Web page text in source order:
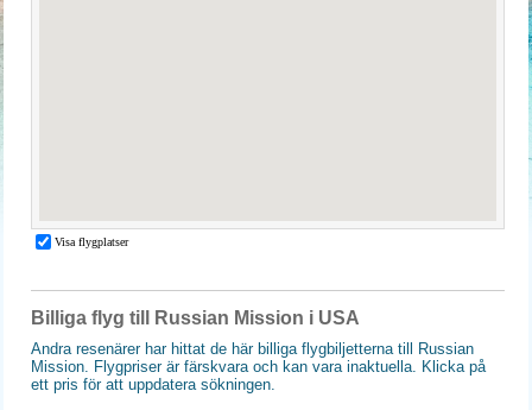
Billiga flyg till Russian Mission i USA
Andra resenärer har hittat de här billiga flygbiljetterna till Russian
Mission. Flygpriser är färskvara och kan vara inaktuella. Klicka på
ett pris för att uppdatera sökningen.